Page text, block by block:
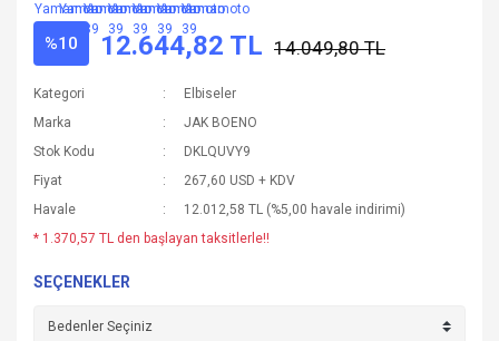
%10 12.644,82 TL 14.049,80 TL
Kategori
Elbiseler
Marka
JAK BOENO
Stok Kodu
DKLQUVY9
Fiyat
267,60 USD + KDV
Havale
12.012,58 TL (%5,00 havale indirimi)
* 1.370,57 TL den başlayan taksitlerle!!
SEÇENEKLER